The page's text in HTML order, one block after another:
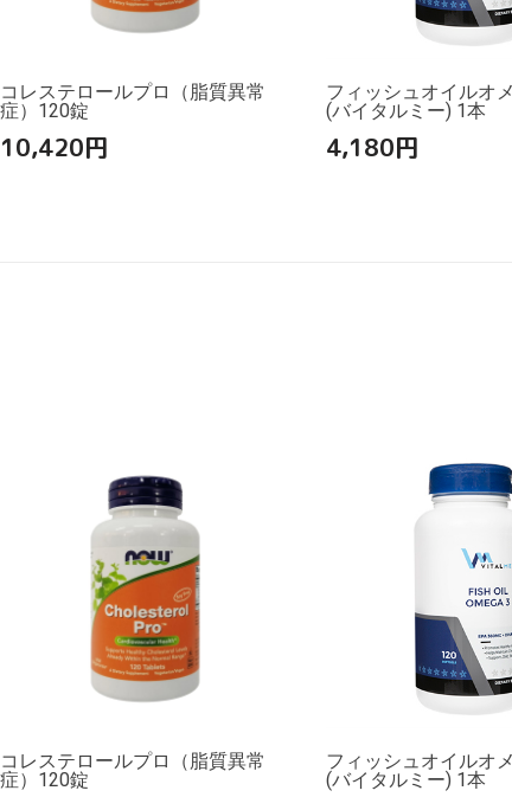
コレステロールプロ（脂質異常
症）120錠
10,420円
フィッシュオイルオ
(バイタルミー) 1本
4,180円
コレステロールプロ（脂質異常
症）120錠
フィッシュオイルオ
(バイタルミー) 1本